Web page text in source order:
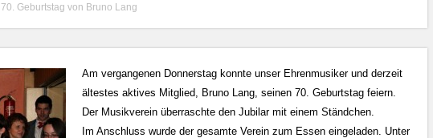
70. Geburtstag von Bruno Lang
Am vergangenen Donnerstag konnte unser Ehrenmusiker und derzeit
ältestes aktives Mitglied, Bruno Lang, seinen 70. Geburtstag feiern.
Der Musikverein überraschte den Jubilar mit einem Ständchen.
Im Anschluss wurde der gesamte Verein zum Essen eingeladen. Unter